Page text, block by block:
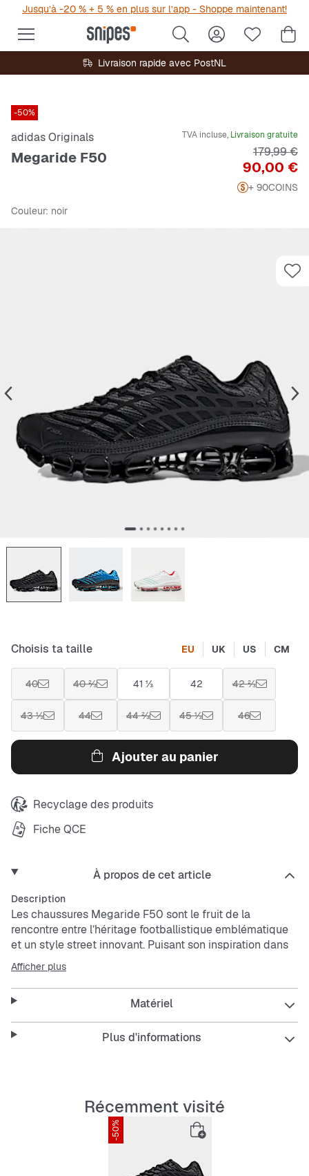
Jusqu’à -20 % + 5 % en plus sur l’app - Shoppe maintenant!
Livraison rapide avec PostNL
-50%
adidas Originals
Megaride F50
TVA incluse, Livraison gratuite
Prix
90,00 €
Prix
179,99 €
+ 90COINS
Couleur: noir
Choisis ta taille EU UK US CM
40 40 ⅔ 41 ⅓ 42 42 ⅔
43 ⅓ 44 44 ⅔ 45 ⅓ 46
Ajouter au panier
Recyclage des produits
Fiche QCE
À propos de cet article
Description
Les chaussures Megaride F50 sont le fruit de la
rencontre entre l’héritage footballistique emblématique
et un style street innovant. Puisant son inspiration dans
les légendaires chaussures de football F50+, ces
baskets présentent une structure « araignée » unique
qui booste la stabilité. Pensées avec une tige en mesh et
une construction à effet cage, ces baskets t’offrent
respirabilité et soutien. Elles sont parfaitement adaptées
à tes aventures de tous les jours. La semelle à double
emblématique à 3 bandes, ces baskets témoignent de
tout l’engagement d’adidas à mêler style et
Afficher plus
Matériel
Plus d'informations
Récemment visité
-50%